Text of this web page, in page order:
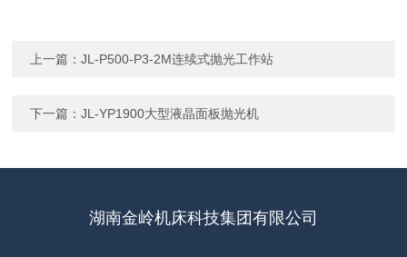
上一篇：JL-P500-P3-2M连续式抛光工作站
下一篇：JL-YP1900大型液晶面板抛光机
湖南金岭机床科技集团有限公司